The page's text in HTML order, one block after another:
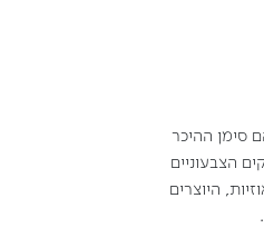
סימן ההיכר
הצבעוניים
היוצרים